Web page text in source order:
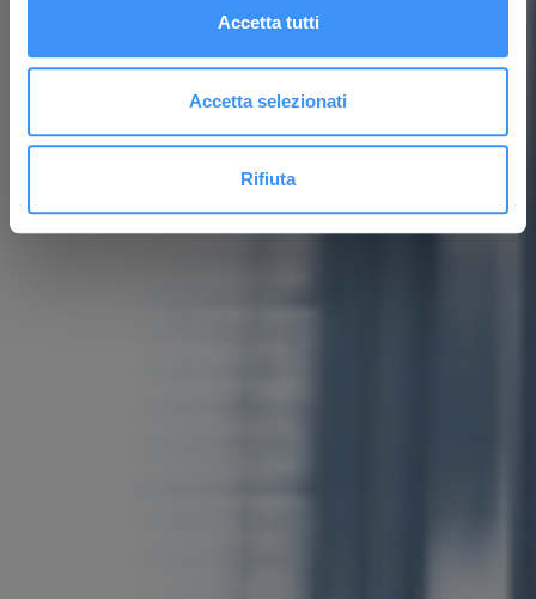
Accetta tutti
Accetta selezionati
Rifiuta